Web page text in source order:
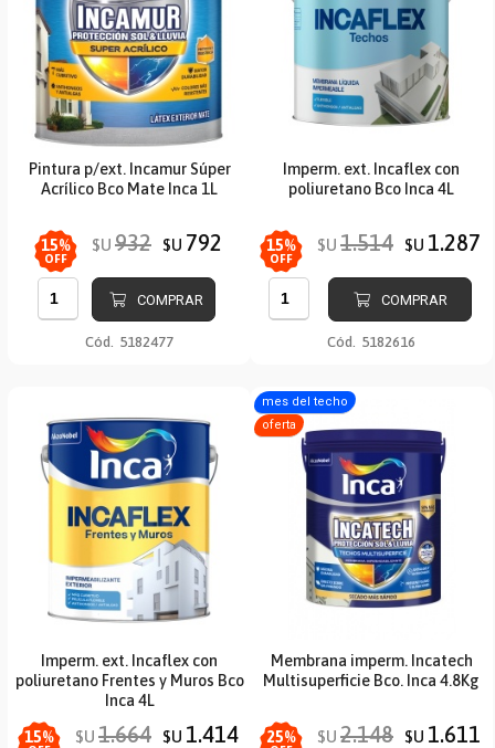
Pintura p/ext. Incamur Súper
Acrílico Bco Mate Inca 1L
15%
OFF
$U 932 $U 792
COMPRAR
Cód. 5182477
Imperm. ext. Incaflex con
poliuretano Bco Inca 4L
15%
OFF
$U 1.514 $U 1.287
COMPRAR
Cód. 5182616
Imperm. ext. Incaflex con
poliuretano Frentes y Muros Bco
Inca 4L
15% $U 1.664 $U 1.414
mes del techo
oferta
Membrana imperm. Incatech
Multisuperficie Bco. Inca 4.8Kg
25% $U 2.148 $U 1.611